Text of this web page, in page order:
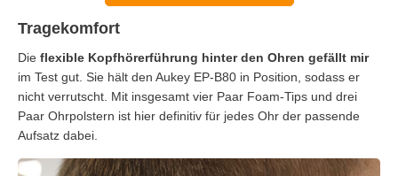
Tragekomfort
Die flexible Kopfhörerführung hinter den Ohren gefällt mir
im Test gut. Sie hält den Aukey EP-B80 in Position, sodass er
nicht verrutscht. Mit insgesamt vier Paar Foam-Tips und drei
Paar Ohrpolstern ist hier definitiv für jedes Ohr der passende
Aufsatz dabei.